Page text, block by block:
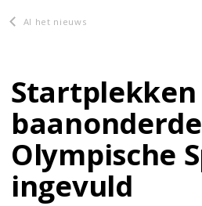
Al het nieuws
Startplekken
Olympische
ingevuld